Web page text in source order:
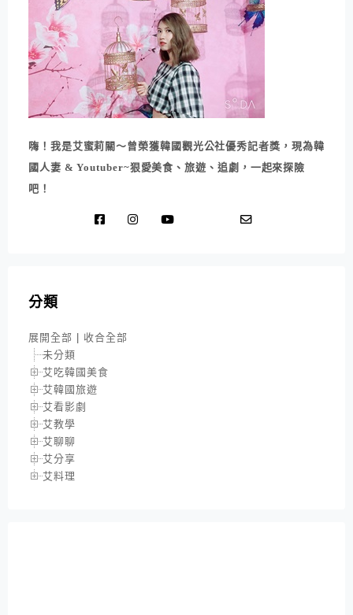
嗨！我是艾蜜莉關～曾榮獲韓國觀光公社優秀記者獎，現為韓
國人妻 & Youtuber~狠愛美食、旅遊、追劇，一起來探險
吧！
分類
展開全部 | 收合全部
未分類
艾吃韓國美食
艾韓國旅遊
艾看影劇
艾教學
艾聊聊
艾分享
艾料理